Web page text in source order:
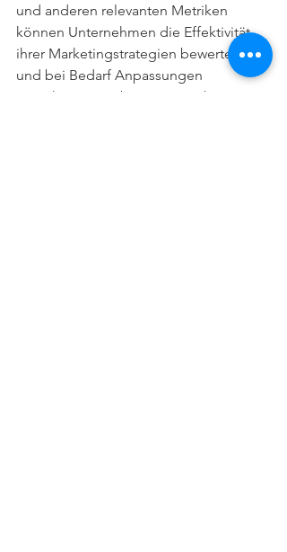
und anderen relevanten Metriken
können Unternehmen die Effektivität
ihrer Marketingstrategien bewerten
und bei Bedarf Anpassungen
vornehmen, um bessere Ergebnisse zu